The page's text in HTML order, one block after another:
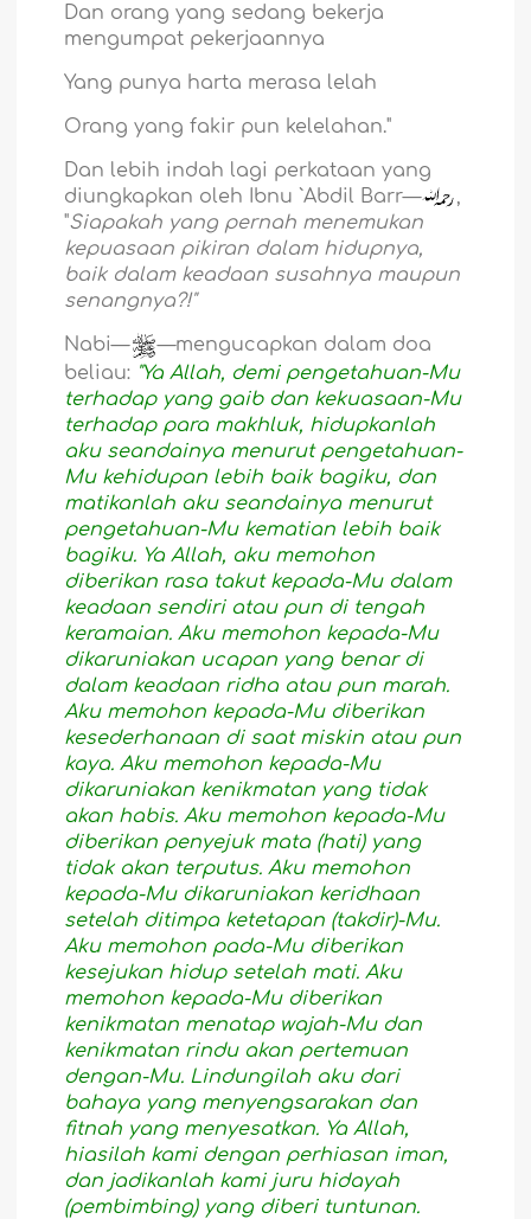
Dan orang yang sedang bekerja
mengumpat pekerjaannya
Yang punya harta merasa lelah
Orang yang fakir pun kelelahan."
Dan lebih indah lagi perkataan yang
diungkapkan oleh Ibnu `Abdil Barr—
,
"Siapakah yang pernah menemukan
kepuasaan pikiran dalam hidupnya,
baik dalam keadaan susahnya maupun
senangnya?!"
Nabi—
—mengucapkan dalam doa
beliau: "Ya Allah, demi pengetahuan-Mu
terhadap yang gaib dan kekuasaan-Mu
terhadap para makhluk, hidupkanlah
aku seandainya menurut pengetahuan-
Mu kehidupan lebih baik bagiku, dan
matikanlah aku seandainya menurut
pengetahuan-Mu kematian lebih baik
bagiku. Ya Allah, aku memohon
diberikan rasa takut kepada-Mu dalam
keadaan sendiri atau pun di tengah
keramaian. Aku memohon kepada-Mu
dikaruniakan ucapan yang benar di
dalam keadaan ridha atau pun marah.
Aku memohon kepada-Mu diberikan
kesederhanaan di saat miskin atau pun
kaya. Aku memohon kepada-Mu
dikaruniakan kenikmatan yang tidak
akan habis. Aku memohon kepada-Mu
diberikan penyejuk mata (hati) yang
tidak akan terputus. Aku memohon
kepada-Mu dikaruniakan keridhaan
setelah ditimpa ketetapan (takdir)-Mu.
Aku memohon pada-Mu diberikan
kesejukan hidup setelah mati. Aku
memohon kepada-Mu diberikan
kenikmatan menatap wajah-Mu dan
kenikmatan rindu akan pertemuan
dengan-Mu. Lindungilah aku dari
bahaya yang menyengsarakan dan
fitnah yang menyesatkan. Ya Allah,
hiasilah kami dengan perhiasan iman,
dan jadikanlah kami juru hidayah
(pembimbing) yang diberi tuntunan.